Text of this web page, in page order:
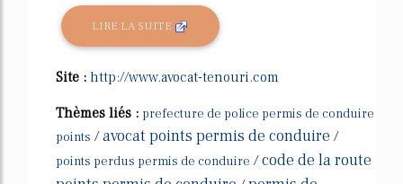
LIRE LA SUITE
Site : http://www.avocat-tenouri.com
Thèmes liés : prefecture de police permis de conduire
points /avocat points permis de conduire /
points perdus permis de conduire /code de la route